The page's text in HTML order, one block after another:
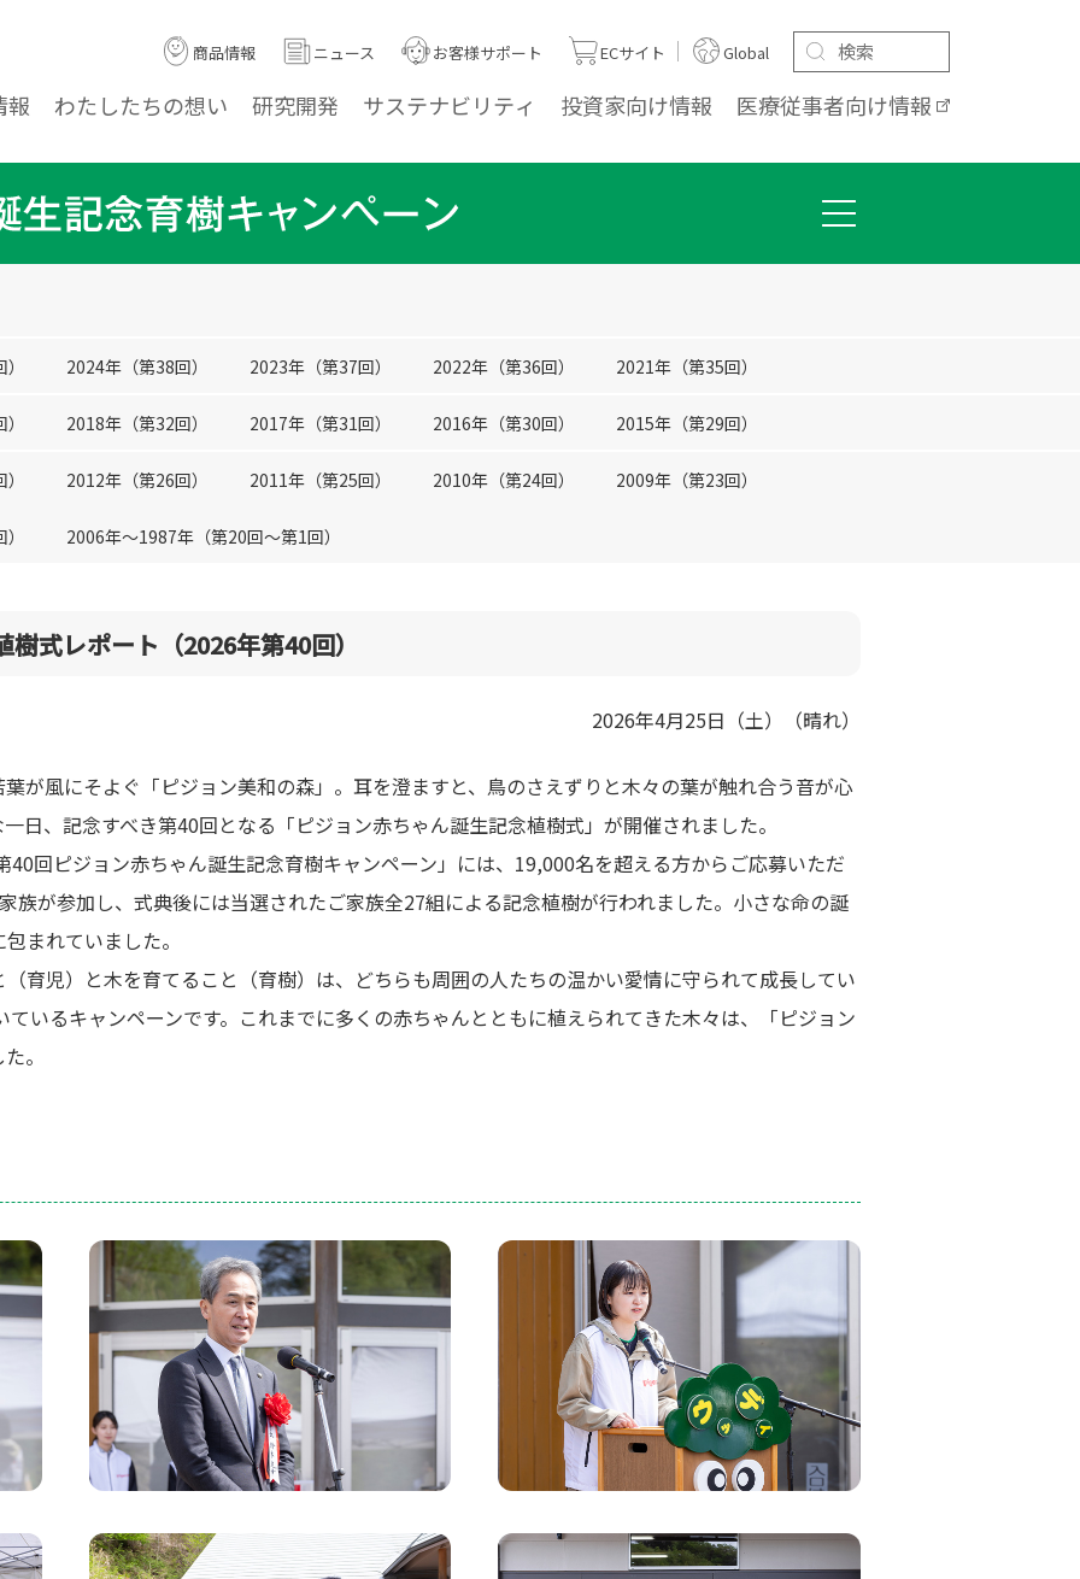
報 わたしたちの想い 研究開発 サステナビリティ 投資家向け情報 医療従事者向け情報
商品情報 ニュース お客様サポート ECサイト Global
2024年（第38回） 2023年（第37回） 2022年（第36回） 2021年（第35回）
2018年（第32回） 2017年（第31回） 2016年（第30回） 2015年（第29回）
2012年（第26回） 2011年（第25回） 2010年（第24回） 2009年（第23回）
2006年〜1987年（第20回〜第1回）
式レポート（2026年第40回）
2026年4月25日（土）（晴れ）
が風にそよぐ「ピジョン美和の森」。耳を澄ますと、鳥のさえずりと木々の葉が触れ合う音が心
日、記念すべき第40回となる「ピジョン赤ちゃん誕生記念植樹式」が開催されました。
回ピジョン赤ちゃん誕生記念育樹キャンペーン」には、19,000名を超える方からご応募いただ
族が参加し、式典後には当選されたご家族全27組による記念植樹が行われました。小さな命の誕
まれていました。
育児）と木を育てること（育樹）は、どちらも周囲の人たちの温かい愛情に守られて成長してい
いるキャンペーンです。これまでに多くの赤ちゃんとともに植えられてきた木々は、「ピジョン
。